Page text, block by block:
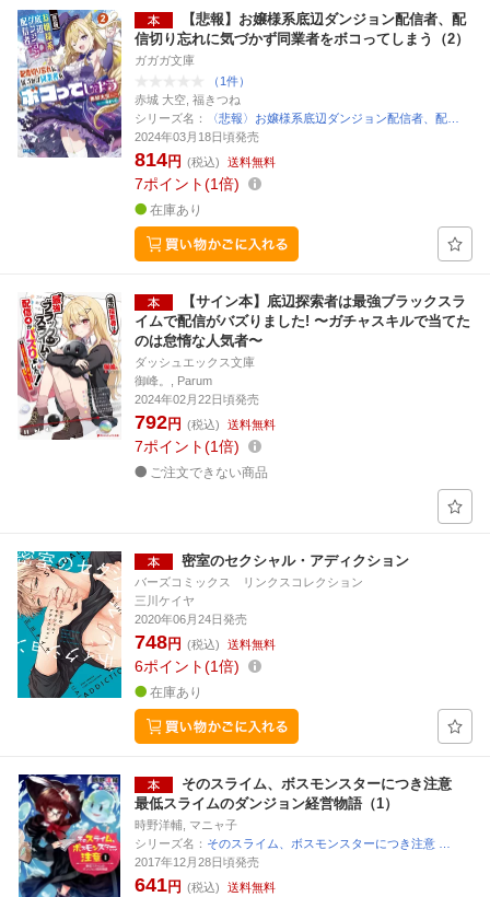
【悲報】お嬢様系底辺ダンジョン配信者、配
信切り忘れに気づかず同業者をボコってしまう（2）
ガガガ文庫
（1件）
赤城 大空, 福きつね
シリーズ名：
〈悲報〉お嬢様系底辺ダンジョン配信者、配…
2024年03月18日頃発売
814円 (税込) 送料無料
7ポイント 1倍
在庫あり
【サイン本】底辺探索者は最強ブラックスラ
イムで配信がバズりました! 〜ガチャスキルで当てた
のは怠惰な人気者〜
ダッシュエックス文庫
御峰。, Parum
2024年02月22日頃発売
792円 (税込) 送料無料
7ポイント 1倍
ご注文できない商品
密室のセクシャル・アディクション
バーズコミックス リンクスコレクション
三川ケイヤ
2020年06月24日発売
748円 (税込) 送料無料
6ポイント 1倍
在庫あり
そのスライム、ボスモンスターにつき注意
最低スライムのダンジョン経営物語（1）
時野洋輔, マニャ子
シリーズ名： そのスライム、ボスモンスターにつき注意 …
2017年12月28日頃発売
641円 (税込) 送料無料